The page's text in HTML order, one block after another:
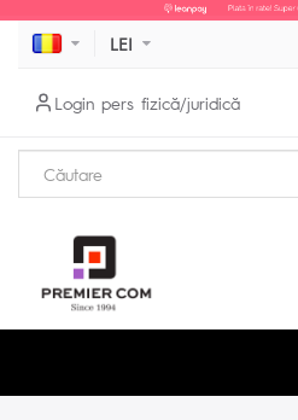
LEI
Login pers fizică/juridică